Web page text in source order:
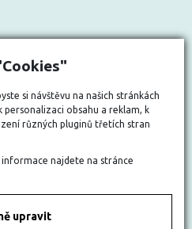
si návštěvu na našich stránkách
obsahu a reklam, k
různých pluginů třetích stran
informace najdete na stránce
upravit